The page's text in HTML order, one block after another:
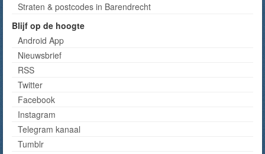
Straten & postcodes in Barendrecht
Blijf op de hoogte
Android App
Nieuwsbrief
RSS
Twitter
Facebook
Instagram
Telegram kanaal
Tumblr